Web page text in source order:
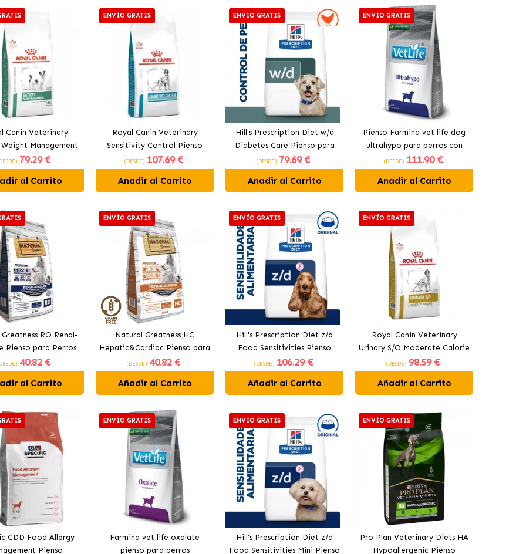
Canin Veterinary
Management
Dogs Pienso para
Pequeños
79.29 €
al Carrito
ENVÍO GRATIS
Royal Canin Veterinary
Sensitivity Control Pienso
Hipoalergénico Para Perros
(DESDE) 107.69 €
Añadir al Carrito
ENVÍO GRATIS
Hill's Prescription Diet w/d
Diabetes Care Pienso para
Perros con Pollo
(DESDE) 79.69 €
Añadir al Carrito
ENVÍO GRATIS
Pienso Farmina vet life dog
ultrahypo para perros con
Arenque
(DESDE) 111.90 €
Añadir al Carrito
RO Renal-
Pienso para Perros
con Pavo
40.82 €
al Carrito
ENVÍO GRATIS
Natural Greatness HC
Hepatic&Cardiac Pienso para
Perros con Pavo y Pollo
(DESDE) 40.82 €
Añadir al Carrito
ENVÍO GRATIS
Hill's Prescription Diet z/d
Food Sensitivities Pienso
para Perros Original
(DESDE) 106.29 €
Añadir al Carrito
ENVÍO GRATIS
Royal Canin Veterinary
Urinary S/O Moderate Calorie
Pienso Para Perros Adultos
(DESDE) 98.59 €
Añadir al Carrito
CDD Food Allergy
Pienso
ENVÍO GRATIS
Farmina vet life oxalate
pienso para perros
ENVÍO GRATIS
Hill's Prescription Diet z/d
Food Sensitivities Mini Pienso
ENVÍO GRATIS
Pro Plan Veterinary Diets HA
Hypoallergenic Pienso